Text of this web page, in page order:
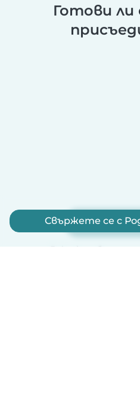
Готови ли
Запишете
Babysits е
Свържете се с